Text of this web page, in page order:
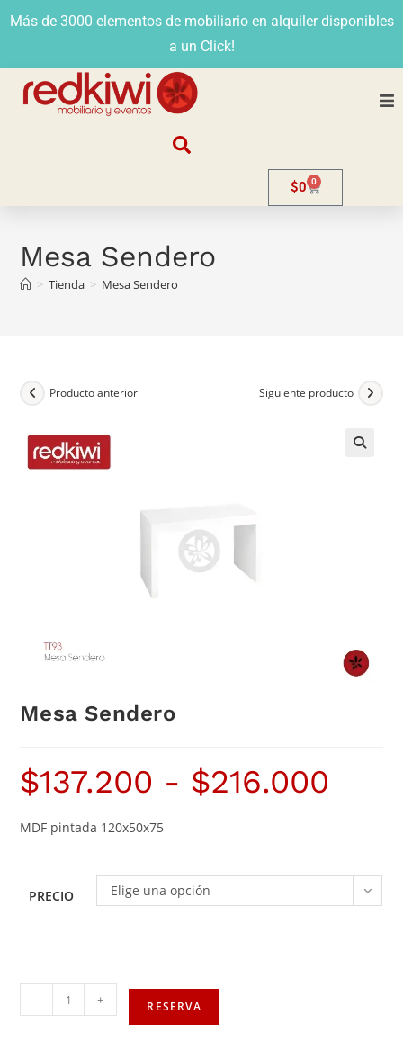
Más de 3000 elementos de mobiliario en alquiler disponibles
a un Click!
Contacto
$0 0
Mesa Sendero
> Tienda > Mesa Sendero
Producto anterior Siguiente producto
Mesa Sendero
$137.200 - $216.000
MDF pintada 120x50x75
PRECIO Elige una opción
- + RESERVA